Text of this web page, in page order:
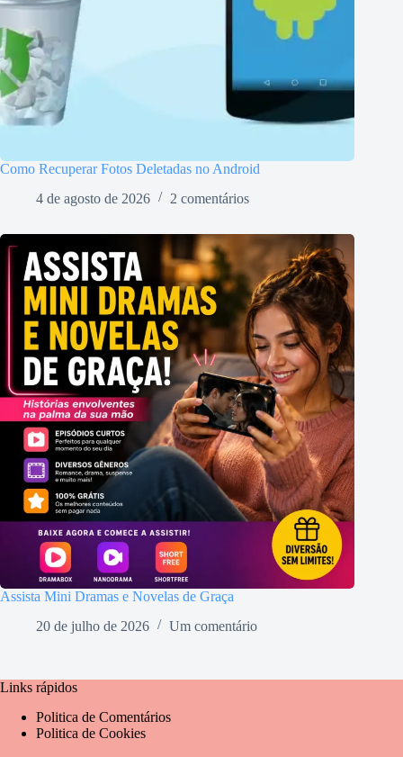
Como Recuperar Fotos Deletadas no Android
4 de agosto de 2026
2 comentários
Assista Mini Dramas e Novelas de Graça
20 de julho de 2026
Um comentário
Links rápidos
Politica de Comentários
Politica de Cookies